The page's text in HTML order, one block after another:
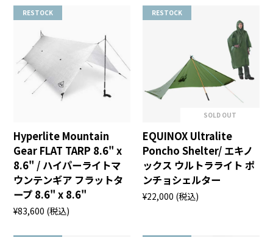
RESTOCK
Hyperlite Mountain
Gear FLAT TARP 8.6" x
8.6" / ハイパーライトマ
ウンテンギア フラットタ
ープ 8.6" x 8.6"
¥83,600 (税込)
RESTOCK
SOLD OUT
EQUINOX Ultralite
Poncho Shelter/ エキノ
ックス ウルトラライト ポ
ンチョシェルター
¥22,000 (税込)